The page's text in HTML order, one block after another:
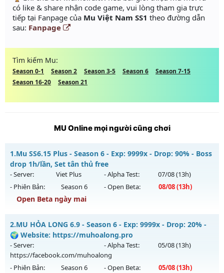
có like & share nhận code game, vui lòng tham gia trực
tiếp tại Fanpage của Mu Việt Nam SS1 theo đường dẫn
sau: Fanpage
Tìm kiếm Mu:
Season 0-1 Season 2 Season 3-5 Season 6
Season 7-15
Season 16-20
Season 21
MU Online mọi người cũng chơi
1.Mu SS6.15 Plus - Season 6 - Exp: 9999x - Drop: 90% - Boss
drop 1h/lần, Set tân thủ free
- Server: Viet Plus - Alpha Test: 07/08(13h)
- Phiên Bản:
Season 6 - Open Beta: 08/08(13h)
Open Beta ngày mai
Mu SS6.15 Plus - Boss drop 1h/lần, Set tân thủ free
Mu mới ra tháng 08 2026 - Mở máy chủ
ngày 08/08/2626
Exp: 9999x - Drop: 90%
2.MU HỎA LONG 6.9 - Season 6 - Exp: 9999x - Drop: 20% -
🌍 Website: https://muhoalong.pro
- Server:
https://facebook.com/muhoalong
- Alpha Test: 05/08(13h)
- Phiên Bản: Season 6 - Open Beta: 05/08(13h)